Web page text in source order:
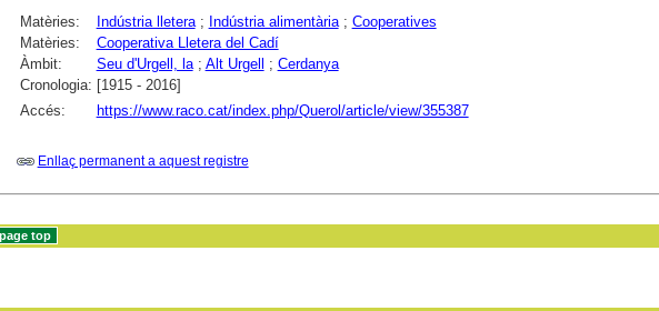
Matèries: Indústria lletera; Indústria alimentària; Cooperatives
Matèries:
Cooperativa Lletera del Cadí
Àmbit:
Seu d'Urgell, la; Alt Urgell ; Cerdanya
Cronologia: [1915 - 2016]
Accés:
https://www.raco.cat/index.php/Querol/article/view/355387
Enllaç permanent a aquest registre